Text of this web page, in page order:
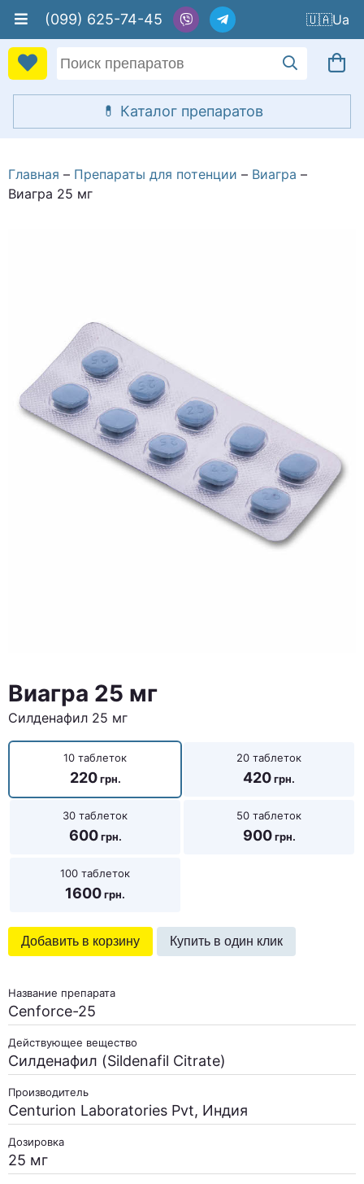
(099) 625-74-45 🇺🇦
Главная Препараты для потенции
Виагра
Виагра 25 мг
Виагра 25 мг
Силденафил 25 мг
10 таблеток
220
20 таблеток
420
30 таблеток
600
50 таблеток
900
100 таблеток
1600
Добавить в корзину Купить в один клик
Название препарата
Cenforce-25
Действующее вещество
Силденафил (Sildenafil Citrate)
Производитель
Centurion Laboratories Pvt, Индия
Дозировка
25 мг